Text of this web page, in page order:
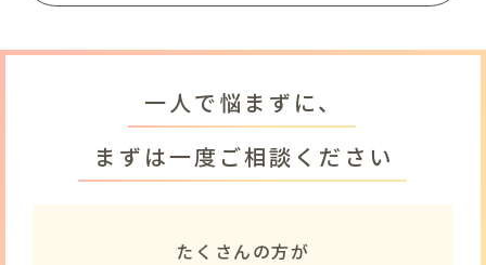
一人で悩まずに、
まずは一度ご相談ください
たくさんの方が